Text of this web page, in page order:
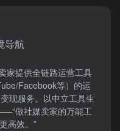
家提供全链路运营工具
Facebook等）​的运
现服务。以中立工具生
做社媒卖家的万能工
高效。”